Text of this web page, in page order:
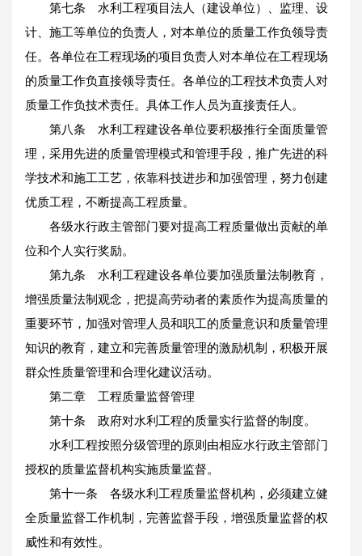
第七条 水利工程项目法人（建设单位）、监理、设
计、施工等单位的负责人，对本单位的质量工作负领导责
任。各单位在工程现场的项目负责人对本单位在工程现场
的质量工作负直接领导责任。各单位的工程技术负责人对
质量工作负技术责任。具体工作人员为直接责任人。
第八条 水利工程建设各单位要积极推行全面质量管
理，采用先进的质量管理模式和管理手段，推广先进的科
学技术和施工工艺，依靠科技进步和加强管理，努力创建
优质工程，不断提高工程质量。
各级水行政主管部门要对提高工程质量做出贡献的单
位和个人实行奖励。
第九条 水利工程建设各单位要加强质量法制教育，
增强质量法制观念，把提高劳动者的素质作为提高质量的
重要环节，加强对管理人员和职工的质量意识和质量管理
知识的教育，建立和完善质量管理的激励机制，积极开展
群众性质量管理和合理化建议活动。
第二章 工程质量监督管理
第十条 政府对水利工程的质量实行监督的制度。
水利工程按照分级管理的原则由相应水行政主管部门
授权的质量监督机构实施质量监督。
第十一条 各级水利工程质量监督机构，必须建立健
全质量监督工作机制，完善监督手段，增强质量监督的权
威性和有效性。